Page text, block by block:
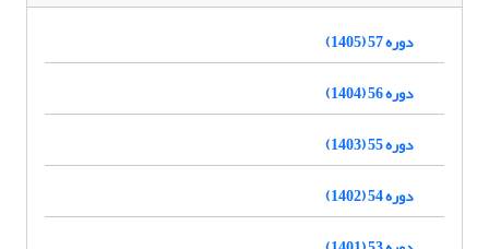
دوره 57 (1405)
دوره 56 (1404)
دوره 55 (1403)
دوره 54 (1402)